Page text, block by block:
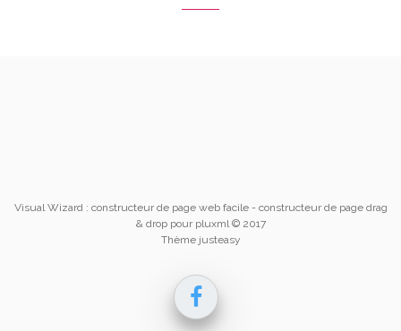
Visual Wizard : constructeur de page web facile- constructeur de page drag
& drop pour pluxml © 2017
Thème justeasy